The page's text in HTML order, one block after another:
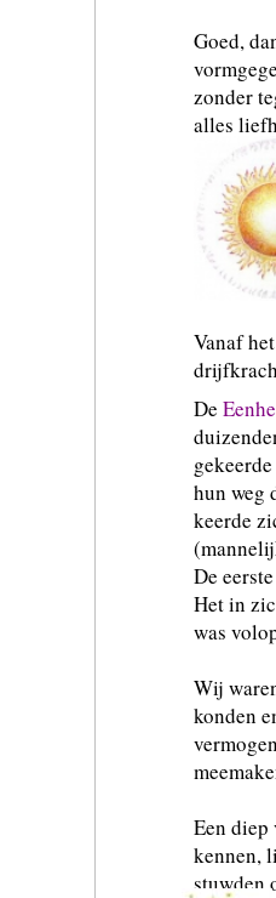
Goed,
zonder
alles
Vanaf
De
gekeerde
hun weg
keerde
De
Het in
was
Wij
konden
Een
kennen,
stuwden